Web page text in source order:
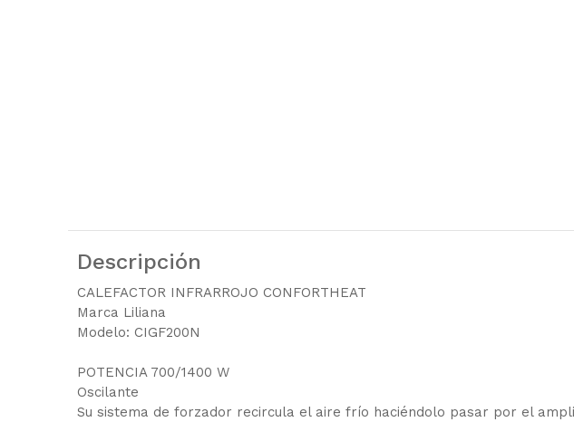
Descripción
CALEFACTOR INFRARROJO CONFORTHEAT
Marca Liliana
Modelo: CIGF200N
POTENCIA 700/1400 W
Oscilante
Su sistema de forzador recircula el aire frío haciéndolo pasar por el